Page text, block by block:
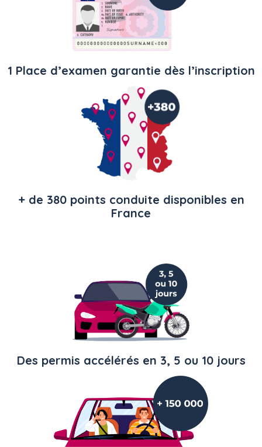
1 Place d’examen garantie dès l’inscription
+ de 380 points conduite disponibles en
France
Des permis accélérés en 3, 5 ou 10 jours